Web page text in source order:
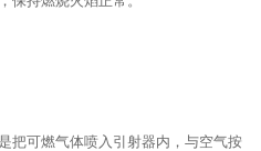
把可燃气体喷入引射器内，与空气按